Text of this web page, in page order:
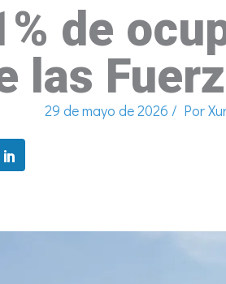
de
las
29 de mayo de 2026 / Por